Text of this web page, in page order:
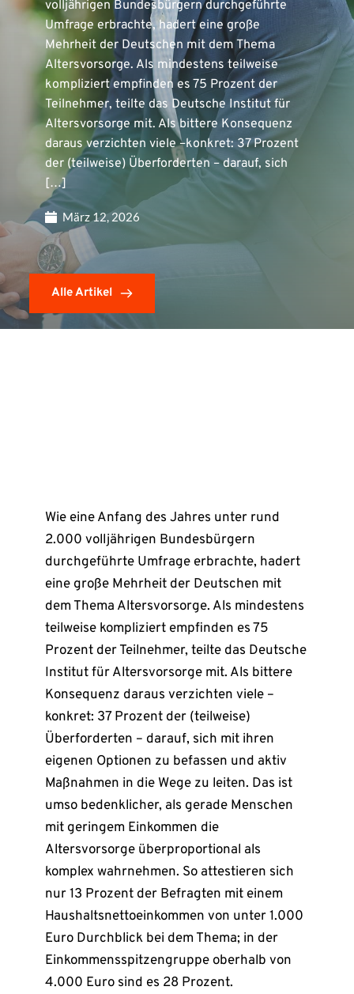
volljährigen Bundesbürgern durchgeführte
Umfrage erbrachte, hadert eine große
Mehrheit der Deutschen mit dem Thema
Altersvorsorge. Als mindestens teilweise
kompliziert empfinden es 75 Prozent der
Teilnehmer, teilte das Deutsche Institut für
Altersvorsorge mit. Als bittere Konsequenz
daraus verzichten viele –konkret: 37 Prozent
der (teilweise) Überforderten – darauf, sich
[…]
März 12, 2026
Alle Artikel
Wie eine Anfang des Jahres unter rund
2.000 volljährigen Bundesbürgern
durchgeführte Umfrage erbrachte, hadert
eine große Mehrheit der Deutschen mit
dem Thema Altersvorsorge. Als mindestens
teilweise kompliziert empfinden es 75
Prozent der Teilnehmer, teilte das Deutsche
Institut für Altersvorsorge mit. Als bittere
Konsequenz daraus verzichten viele –
konkret: 37 Prozent der (teilweise)
Überforderten – darauf, sich mit ihren
eigenen Optionen zu befassen und aktiv
Maßnahmen in die Wege zu leiten. Das ist
umso bedenklicher, als gerade Menschen
mit geringem Einkommen die
Altersvorsorge überproportional als
komplex wahrnehmen. So attestieren sich
nur 13 Prozent der Befragten mit einem
Haushaltsnettoeinkommen von unter 1.000
Euro Durchblick bei dem Thema; in der
Einkommensspitzengruppe oberhalb von
4.000 Euro sind es 28 Prozent.